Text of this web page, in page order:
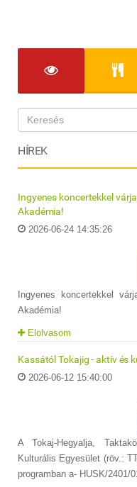
HÍREK
Ingyenes koncertekkel
Akadémia!
2026-06-24 14:35:26
Ingyenes koncertekkel
Akadémia!
Elolvasom
Kassától Tokajig - aktív és
2026-06-12 15:40:00
A Tokaj-Hegyalja,
Kulturális Egyesület (röv.:
programban a- HUSK/